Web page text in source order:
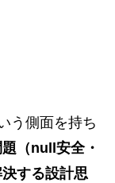
う側面を持ち
（null安全・
する設計思